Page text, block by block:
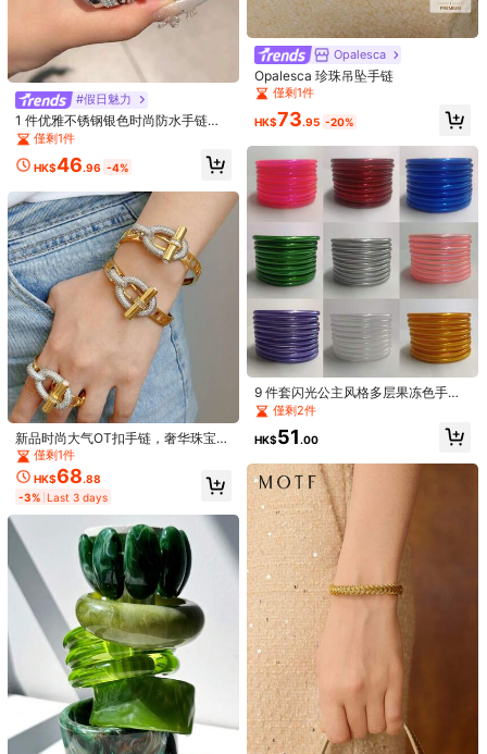
4.87 22K 追蹤者
4.87 22K 追蹤者
4.87 22K 追蹤者
4.87 22K 追蹤者
美麗 (3000+) 品質好 (2000+) 超愛 (2000+) 非常酷 (1000+)
您可能還喜歡
推薦 家居&生活 箱包 女士服裝 服飾裝飾品
Ladies' Fashion Jewelry
3 件套简约几何不对称水滴形金属手
镯套装，厚实纯金色合金材质，适合
女性
僅剩2件
HK$ .80 -3%
LYSMO
LYSMO 女款優雅焦橙色夏季90年代
復古條紋網紗鏤空上衣，日常休閒不
對稱領蝙蝠袖修身短版上衣
HK$ 89.00
#假日魅力
1 件优雅不锈钢银色时尚防水手链首
饰女士僅剩1件
HK$46.96 -4%
新品时尚大气OT扣手链，奢华珠宝推
荐 僅剩1件
HK$68.88
-3% Last 3 days
Opalesca
Opalesca 珍珠吊坠手链
僅剩1件
HK$73.95 -20%
9 件套闪光公主风格多层果冻色手
链，适合女性在圣诞派对上佩戴
僅剩2件
HK$51 .00